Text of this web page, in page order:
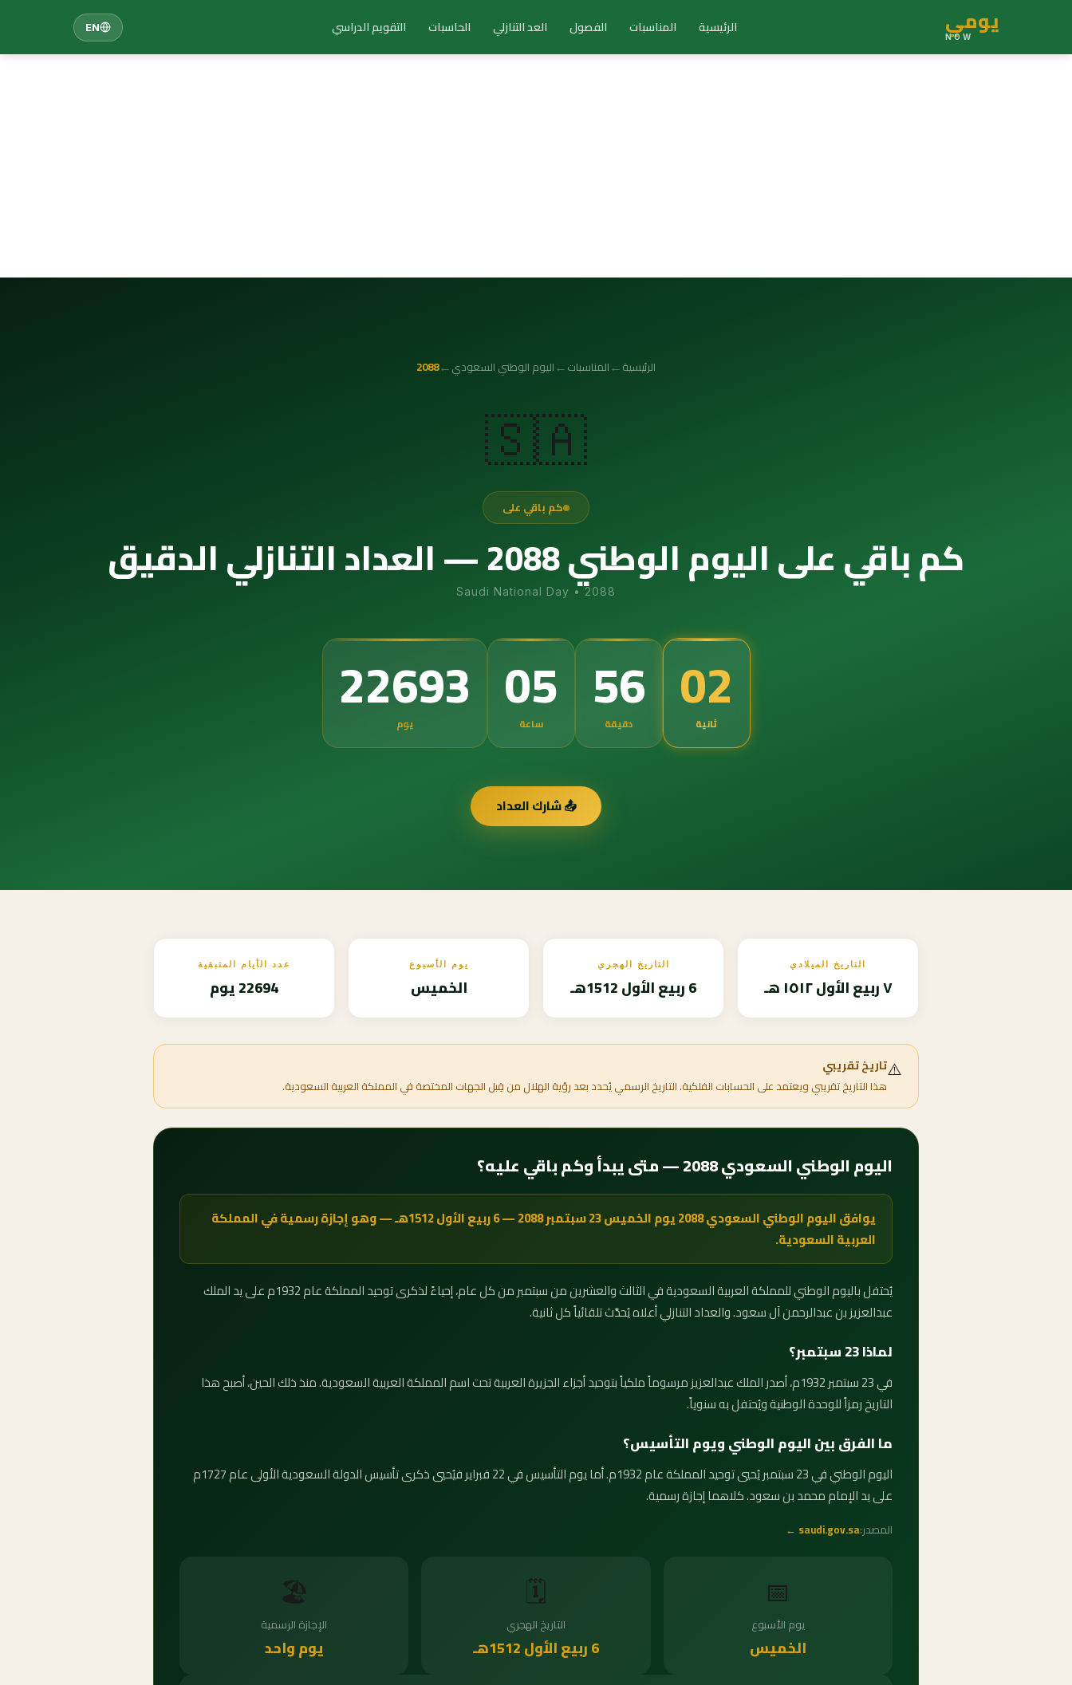
يومي
NOW الرئيسية المناسبات الفصول العد التنازلي الحاسبات التقويم الدراسي EN
الرئيسية←المناسبات←اليوم الوطني السعودي←
2088
🇸🇦
كم باقي على
كم باقي على اليوم الوطني 2088 — العداد التنازلي الدقيق
Saudi National Day • 2088
22693
يوم 05
ساعة 56
دقيقة 01
ثانية
📤 شارك العداد
التاريخ الميلادي
٧ ربيع الأول ١٥١٢ هـ
التاريخ الهجري
6 ربيع الأول 1512هـ
يوم الأسبوع
الخميس
عدد الأيام المتبقية
22694 يوم
⚠️تاريخ تقريبي
هذا التاريخ تقريبي ويعتمد على الحسابات الفلكية. التاريخ الرسمي يُحدد بعد رؤية الهلال من قِبل الجهات المختصة في المملكة العربية السعودية.
اليوم الوطني السعودي 2088 — متى يبدأ وكم باقي عليه؟
يوافق اليوم الوطني السعودي 2088 يوم الخميس 23 سبتمبر 2088 — 6 ربيع الأول 1512هـ — وهو إجازة رسمية في المملكة
العربية السعودية.
يُحتفل باليوم الوطني للمملكة العربية السعودية في الثالث والعشرين من سبتمبر من كل عام، إحياءً لذكرى توحيد المملكة عام 1932م على يد الملك
عبدالعزيز بن عبدالرحمن آل سعود. والعداد التنازلي أعلاه يُحدَّث تلقائياً كل ثانية.
لماذا 23 سبتمبر؟
في 23 سبتمبر 1932م، أصدر الملك عبدالعزيز مرسوماً ملكياً بتوحيد أجزاء الجزيرة العربية تحت اسم المملكة العربية السعودية. منذ ذلك الحين، أصبح هذا
التاريخ رمزاً للوحدة الوطنية ويُحتفل به سنوياً.
ما الفرق بين اليوم الوطني ويوم التأسيس؟
اليوم الوطني في 23 سبتمبر يُحيي توحيد المملكة عام 1932م. أما يوم التأسيس في 22 فبراير فيُحيي ذكرى تأسيس الدولة السعودية الأولى عام 1727م
على يد الإمام محمد بن سعود. كلاهما إجازة رسمية.
المصدر:saudi.gov.sa ←
📅
يوم الأسبوع
الخميس
🗓️
التاريخ الهجري
6 ربيع الأول 1512هـ
🏖️
الإجازة الرسمية
يوم واحد